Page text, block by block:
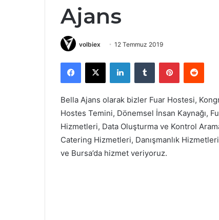
Ajans
volbiex 12 Temmuz 2019
Facebook
X LinkedInTumblr Pinterest
Bella Ajans olarak bizler Fuar Hostesi,
Hostes Temini, Dönemsel İnsan Kaynağı,
Hizmetleri, Data Oluşturma ve Kontrol
Catering Hizmetleri, Danışmanlık
ve Bursa’da hizmet veriyoruz.